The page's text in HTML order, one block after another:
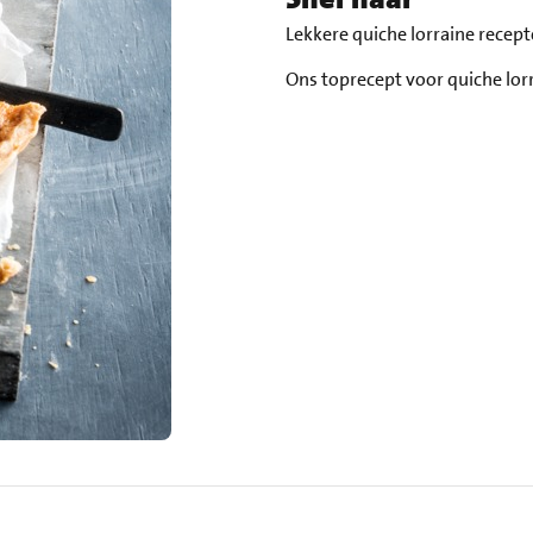
Lekkere quiche lorraine
Ons toprecept voor quiche